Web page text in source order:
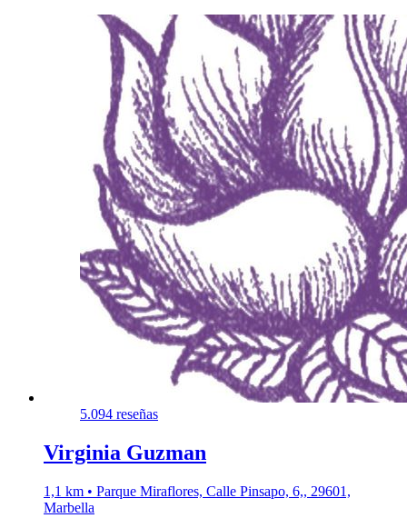
5.094 reseñas
Virginia Guzman
1,1 km • Parque Miraflores, Calle Pinsapo, 6,, 29601,
Marbella